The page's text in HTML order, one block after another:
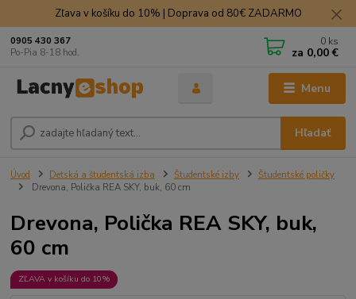
Zľava v košíku do 10% | Doprava od 80€ ZADARMO
Menu
Hľadať
0905 430 367
Po-Pia 8-18 hod.
0 ks
za 0,00 €
Úvod Detská a študentská izba Študentské izby
Študentské poličky
Drevona, Polička REA SKY, buk, 60 cm
Drevona, Polička REA SKY, buk,
60 cm
ZĽAVA v košíku do 10%